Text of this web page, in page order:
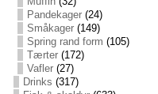
Pandekager(24)
Småkager(149)
Spring rand form (105)
Tærter(172)
Vafler(27)
Drinks (317)